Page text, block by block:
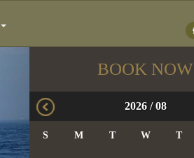
BOOK NOW
2026/08
S M T W T